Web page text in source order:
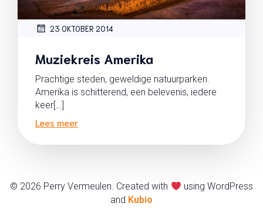
23 OKTOBER 2014
Muziekreis Amerika
Prachtige steden, geweldige natuurparken.
Amerika is schitterend, een belevenis, iedere
keer[…]
Lees meer
© 2026 Perry Vermeulen. Created with
using WordPress
and Kubio